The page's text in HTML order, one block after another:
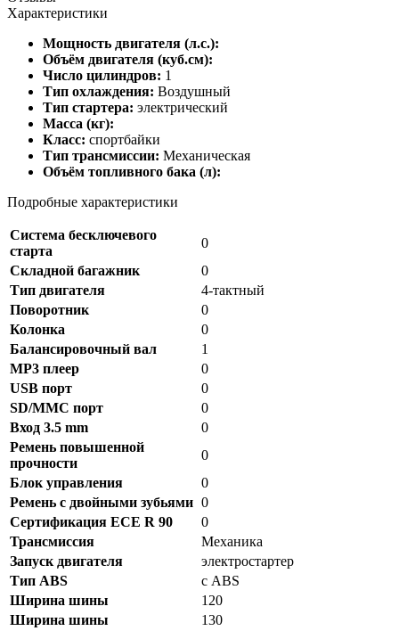
Характеристики
Мощность двигателя (л.с.):
Объём двигателя (куб.см):
Число цилиндров: 1
Тип охлаждения: Воздушный
Тип стартера: электрический
Масса (кг):
Класс: спортбайки
Тип трансмиссии: Механическая
Объём топливного бака (л):
Подробные характеристики
Система бесключевого
старта
0
Складной багажник
0
Тип двигателя
4-тактный
Поворотник
0
Колонка
0
Балансировочный вал
1
MP3 плеер
0
USB порт
0
SD/MMC порт
0
Вход 3.5 mm
0
Ремень повышенной
прочности
0
Блок управления
0
Ремень с двойными зубьями 0
Сертификация ECE R 90
0
Трансмиссия
Механика
Запуск двигателя
электростартер
Тип ABS
с ABS
Ширина шины
120
Ширина шины
130